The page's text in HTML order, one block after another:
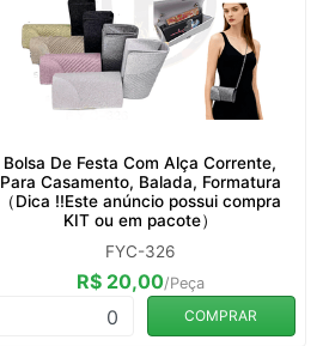
Bolsa De Festa Com Alça Corrente,
Para Casamento, Balada, Formatura
（Dica ‼️Este anúncio possui compra
KIT ou em pacote）
FYC-326
R$ 20,00/Peça
0 COMPRAR